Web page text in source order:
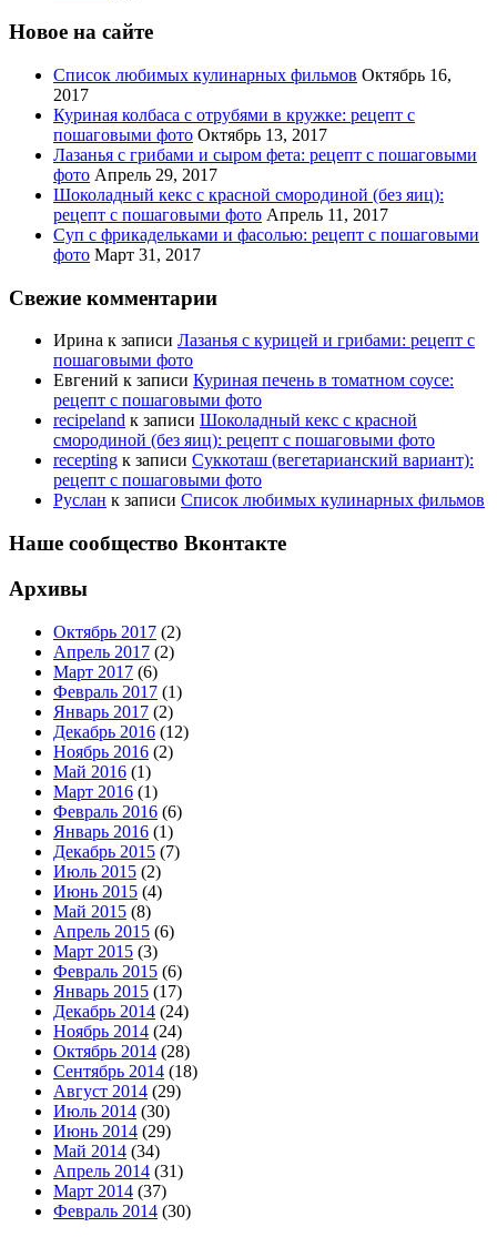
Новое на сайте
Список любимых кулинарных фильмов Октябрь 16,
2017
Куриная колбаса с отрубями в кружке: рецепт с
пошаговыми фото Октябрь 13, 2017
Лазанья с грибами и сыром фета: рецепт с пошаговыми
фото Апрель 29, 2017
Шоколадный кекс с красной смородиной (без яиц):
рецепт с пошаговыми фото Апрель 11, 2017
Суп с фрикадельками и фасолью: рецепт с пошаговыми
фото Март 31, 2017
Свежие комментарии
Ирина к записи Лазанья с курицей и грибами: рецепт с
пошаговыми фото
Евгений к записи Куриная печень в томатном соусе:
рецепт с пошаговыми фото
recipeland к записи Шоколадный кекс с красной
смородиной (без яиц): рецепт с пошаговыми фото
recepting к записи Суккоташ (вегетарианский вариант):
рецепт с пошаговыми фото
Руслан к записи Список любимых кулинарных фильмов
Наше сообщество Вконтакте
Архивы
Октябрь 2017 (2)
Апрель 2017 (2)
Март 2017 (6)
Февраль 2017 (1)
Январь 2017 (2)
Декабрь 2016 (12)
Ноябрь 2016 (2)
Май 2016 (1)
Март 2016 (1)
Февраль 2016 (6)
Январь 2016 (1)
Декабрь 2015 (7)
Июль 2015 (2)
Июнь 2015 (4)
Май 2015 (8)
Апрель 2015 (6)
Март 2015 (3)
Февраль 2015 (6)
Январь 2015 (17)
Декабрь 2014 (24)
Ноябрь 2014 (24)
Октябрь 2014 (28)
Сентябрь 2014 (18)
Август 2014 (29)
Июль 2014 (30)
Июнь 2014 (29)
Май 2014 (34)
Апрель 2014 (31)
Март 2014 (37)
Февраль 2014 (30)